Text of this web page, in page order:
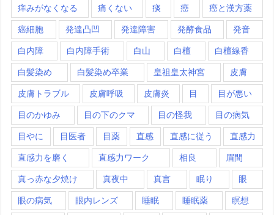
痒みがなくなる 痛くない 痰 癌 癌と漢方薬
癌細胞 発達凸凹 発達障害 発酵食品 発音
白内障 白内障手術 白山 白檀 白檀線香
白髪染め 白髪染め卒業 皇祖皇太神宮 皮膚
皮膚トラブル 皮膚呼吸 皮膚炎 目 目が悪い
目のかゆみ 目の下のクマ 目の怪我 目の病気
目やに 目医者 目薬 直感 直感に従う 直感力
直感力を磨く 直感力ワーク 相良 眉間
真っ赤な夕焼け 真夜中 真言 眠り 眼
眼の病気 眼内レンズ 睡眠 睡眠薬 瞑想